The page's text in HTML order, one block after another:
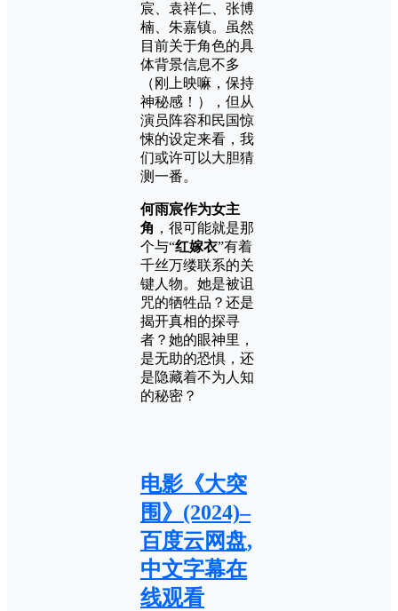
宸、袁祥仁、张博
楠、朱嘉镇。虽然
目前关于角色的具
体背景信息不多
（刚上映嘛，保持
神秘感！），但从
演员阵容和民国惊
悚的设定来看，我
们或许可以大胆猜
测一番。
何雨宸作为女主
角 ，很可能就是那
个与“红嫁衣”有着
千丝万缕联系的关
键人物。她是被诅
咒的牺牲品？还是
揭开真相的探寻
者？她的眼神里，
是无助的恐惧，还
是隐藏着不为人知
的秘密？
电影《大突
围》(2024)–
百度云网盘,
中文字幕在
线观看